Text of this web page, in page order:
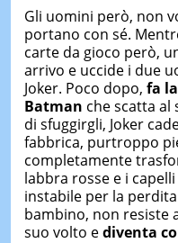
Gli uomini però, non
portano con sé.
carte da gioco però,
arrivo e uccide i due
Joker. Poco dopo, fa
Batman che scatta al
di sfuggirgli, Joker
fabbrica, purtroppo
completamente
labbra rosse e i
instabile per la
bambino, non resiste
suo volto ediventa